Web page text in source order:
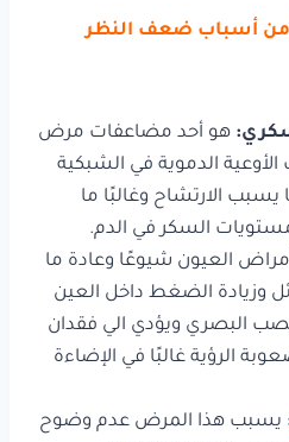
من أسباب ضعف النظر
هو أحد مضاعفات مرض
الدموية في الشبكية
الارتشاح وغالبًا ما
السكر في الدم.
العيون شيوعًا وعادة ما
وزيادة الضغط داخل العين
البصري ويؤدي الي فقدان
الرؤية غالبًا في الإضاءة
يسبب هذا المرض عدم وضوح